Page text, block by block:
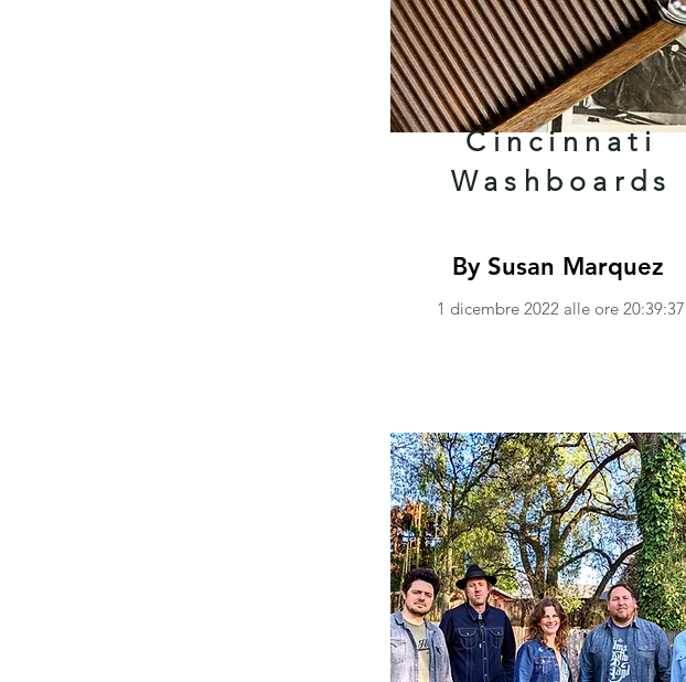
Cincinnati
Washboards
By Susan Marquez
1 dicembre 2022 alle ore 20:39:37